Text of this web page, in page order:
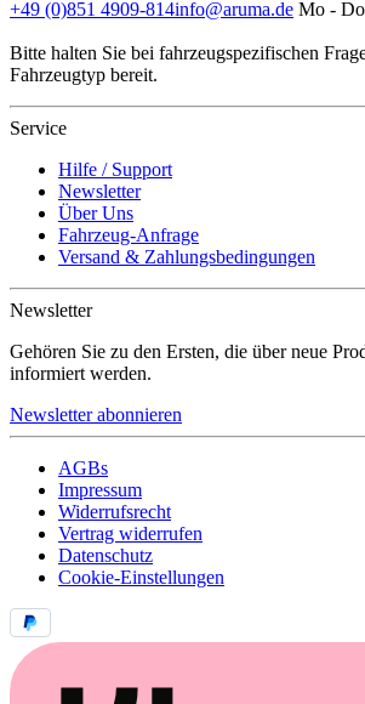
+49 (0)851 4909-814info@aruma.de Mo -
Bitte halten Sie bei fahrzeugspezifischen
Fahrzeugtyp bereit.
Service
Hilfe / Support
Newsletter
Über Uns
Fahrzeug-Anfrage
Versand & Zahlungsbedingungen
Newsletter
Gehören Sie zu den Ersten, die über neue
informiert werden.
Newsletter abonnieren
AGBs
Impressum
Widerrufsrecht
Vertrag widerrufen
Datenschutz
Cookie-Einstellungen